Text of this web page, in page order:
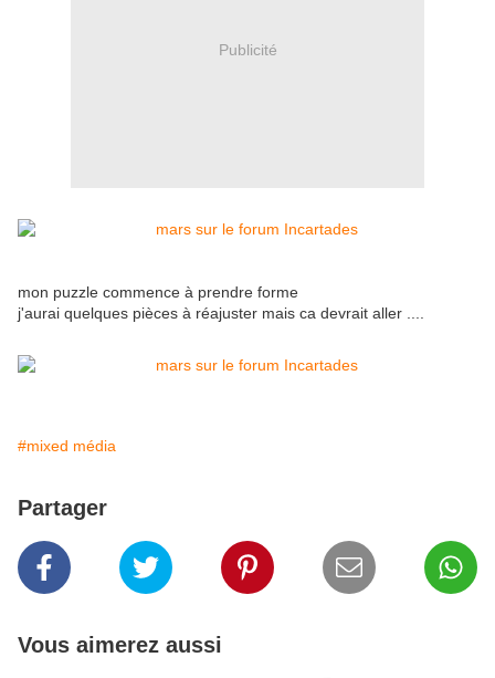
Publicité
mon puzzle commence à prendre forme
j'aurai quelques pièces à réajuster mais ca devrait aller ....
#mixed média
Partager
Vous aimerez aussi